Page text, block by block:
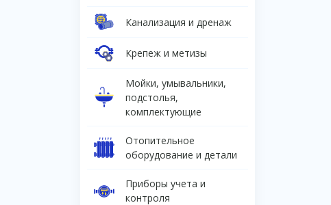
Канализация и дренаж
Крепеж и метизы
Мойки, умывальники,
подстолья,
комплектующие
Отопительное
оборудование и детали
Приборы учета и
контроля